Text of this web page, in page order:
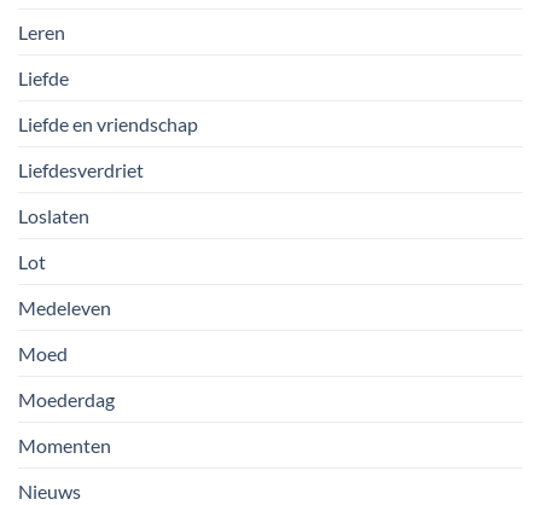
Leren
Liefde
Liefde en vriendschap
Liefdesverdriet
Loslaten
Lot
Medeleven
Moed
Moederdag
Momenten
Nieuws